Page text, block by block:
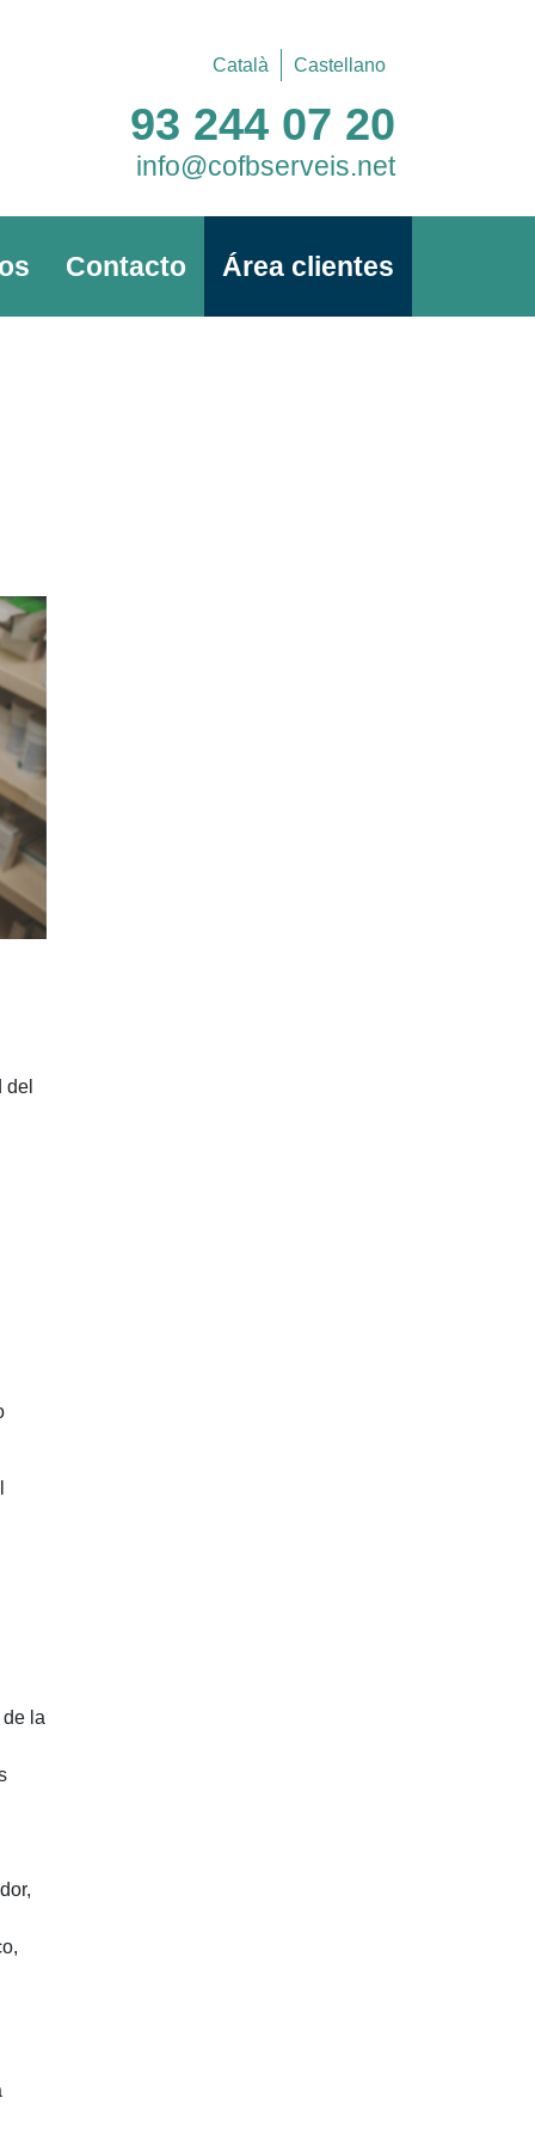
Català Castellano
93 244 07 20
info@cofbserveis.net
Contacto Área clientes
la